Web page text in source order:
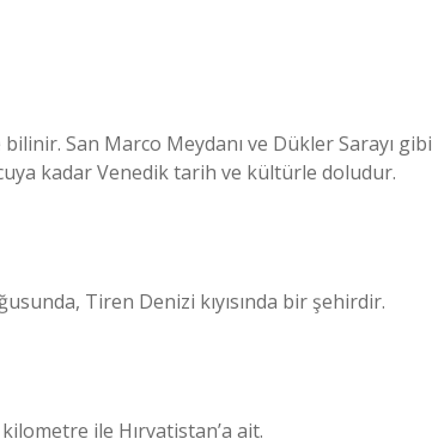
San Marco Meydanı ve Dükler Sarayı gibi
kadar Venedik tarih ve kültürle doludur.
Tiren Denizi kıyısında bir şehirdir.
ile Hırvatistan’a ait.